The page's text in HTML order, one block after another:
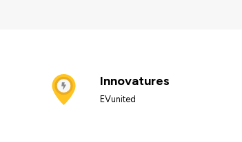
Innovatures
EVunited